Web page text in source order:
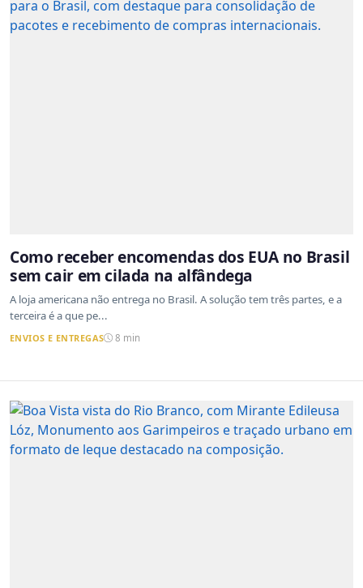
Como receber encomendas dos EUA no Brasil
sem cair em cilada na alfândega
A loja americana não entrega no Brasil. A solução tem três partes, e a
terceira é a que pe...
ENVIOS E ENTREGAS 8 min